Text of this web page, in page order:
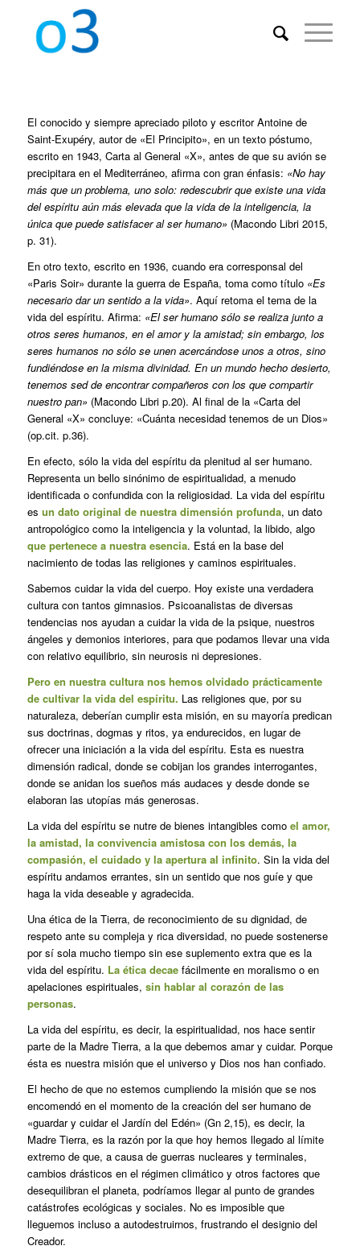
El conocido y siempre apreciado piloto y escritor Antoine de
Saint-Exupéry, autor de «El Principito», en un texto póstumo,
escrito en 1943, Carta al General «X», antes de que su avión se
precipitara en el Mediterráneo, afirma con gran énfasis: «No hay
más que un problema, uno solo: redescubrir que existe una vida
del espíritu aún más elevada que la vida de la inteligencia, la
única que puede satisfacer al ser humano» (Macondo Libri 2015,
p. 31).
En otro texto, escrito en 1936, cuando era corresponsal del
«Paris Soir» durante la guerra de España, toma como título «Es
necesario dar un sentido a la vida». Aquí retoma el tema de la
vida del espíritu. Afirma: «El ser humano sólo se realiza junto a
otros seres humanos, en el amor y la amistad; sin embargo, los
seres humanos no sólo se unen acercándose unos a otros, sino
fundiéndose en la misma divinidad. En un mundo hecho desierto,
tenemos sed de encontrar compañeros con los que compartir
nuestro pan» (Macondo Libri p.20). Al final de la «Carta del
General «X» concluye: «Cuánta necesidad tenemos de un Dios»
(op.cit. p.36).
En efecto, sólo la vida del espíritu da plenitud al ser humano.
Representa un bello sinónimo de espiritualidad, a menudo
identificada o confundida con la religiosidad. La vida del espíritu
es un dato original de nuestra dimensión profunda, un dato
antropológico como la inteligencia y la voluntad, la libido, algo
que pertenece a nuestra esencia. Está en la base del
nacimiento de todas las religiones y caminos espirituales.
Sabemos cuidar la vida del cuerpo. Hoy existe una verdadera
cultura con tantos gimnasios. Psicoanalistas de diversas
tendencias nos ayudan a cuidar la vida de la psique, nuestros
ángeles y demonios interiores, para que podamos llevar una vida
con relativo equilibrio, sin neurosis ni depresiones.
Pero en nuestra cultura nos hemos olvidado prácticamente
de cultivar la vida del espíritu. Las religiones que, por su
naturaleza, deberían cumplir esta misión, en su mayoría predican
sus doctrinas, dogmas y ritos, ya endurecidos, en lugar de
ofrecer una iniciación a la vida del espíritu. Esta es nuestra
dimensión radical, donde se cobijan los grandes interrogantes,
donde se anidan los sueños más audaces y desde donde se
elaboran las utopías más generosas.
La vida del espíritu se nutre de bienes intangibles como el amor,
la amistad, la convivencia amistosa con los demás, la
compasión, el cuidado y la apertura al infinito. Sin la vida del
espíritu andamos errantes, sin un sentido que nos guíe y que
haga la vida deseable y agradecida.
Una ética de la Tierra, de reconocimiento de su dignidad, de
respeto ante su compleja y rica diversidad, no puede sostenerse
por sí sola mucho tiempo sin ese suplemento extra que es la
vida del espíritu. La ética decae fácilmente en moralismo o en
apelaciones espirituales, sin hablar al corazón de las
personas.
La vida del espíritu, es decir, la espiritualidad, nos hace sentir
parte de la Madre Tierra, a la que debemos amar y cuidar. Porque
ésta es nuestra misión que el universo y Dios nos han confiado.
El hecho de que no estemos cumpliendo la misión que se nos
encomendó en el momento de la creación del ser humano de
«guardar y cuidar el Jardín del Edén» (Gn 2,15), es decir, la
Madre Tierra, es la razón por la que hoy hemos llegado al límite
extremo de que, a causa de guerras nucleares y terminales,
cambios drásticos en el régimen climático y otros factores que
desequilibran el planeta, podríamos llegar al punto de grandes
catástrofes ecológicas y sociales. No es imposible que
lleguemos incluso a autodestruirnos, frustrando el designio del
Creador.